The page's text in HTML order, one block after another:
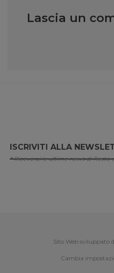
Lascia un
ISCRIVITI ALLA
* Riceverai le ultime news di Resto
Sito Web sviluppato
Cambia